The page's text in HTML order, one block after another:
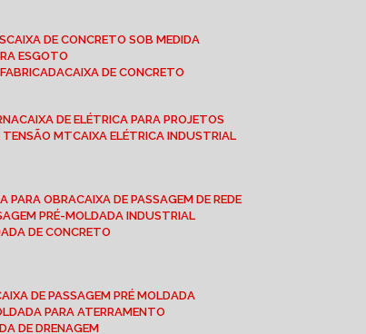
CAIXA DE CONCRETO SOB MEDIDA
ESGOTO
CAIXA DE CONCRETO
CAIXA DE ELÉTRICA PARA PROJETOS
TENSÃO MT CAIXA ELÉTRICA INDUSTRIAL
PARA OBRA CAIXA DE PASSAGEM DE REDE
PRÉ-MOLDADA INDUSTRIAL
DE CONCRETO
CAIXA DE PASSAGEM PRÉ MOLDADA
PARA ATERRAMENTO
DE DRENAGEM